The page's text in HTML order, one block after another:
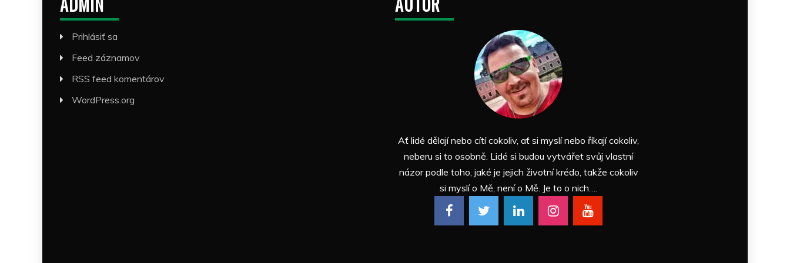
Prihlásiť sa
Feed záznamov
RSS feed komentárov
WordPress.org
Ať lidé dělají nebo cítí cokoliv, ať si myslí nebo říkají cokoliv,
neberu si to osobně. Lidé si budou vytvářet svůj vlastní
názor podle toho, jaké je jejich životní krédo, takže cokoliv
si myslí o Mě, není o Mě. Je to o nich….